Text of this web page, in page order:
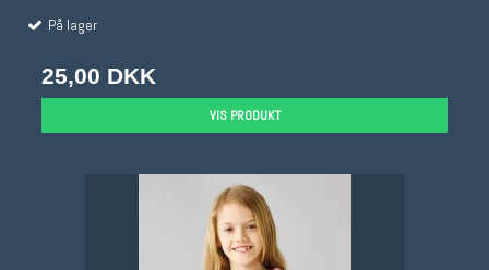
På lager
25,00 DKK
VIS PRODUKT